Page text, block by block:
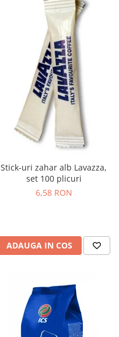
Stick-uri zahar alb Lavazza,
set 100 plicuri
6,58 RON
ADAUGA IN COS